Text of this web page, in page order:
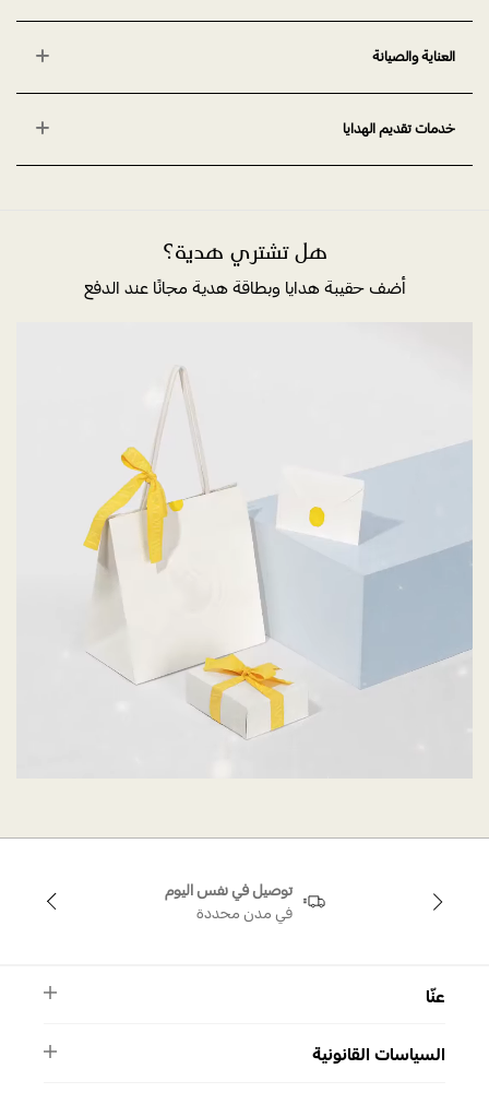
العناية والصيانة
خدمات تقديم الهدايا
هل تشتري هدية؟
أضف حقيبة هدايا وبطاقة هدية مجانًا عند الدفع
توصيل في نفس اليوم
في مدن محددة
عنّا
الأسئلة الشائعة
السياسات القانونية